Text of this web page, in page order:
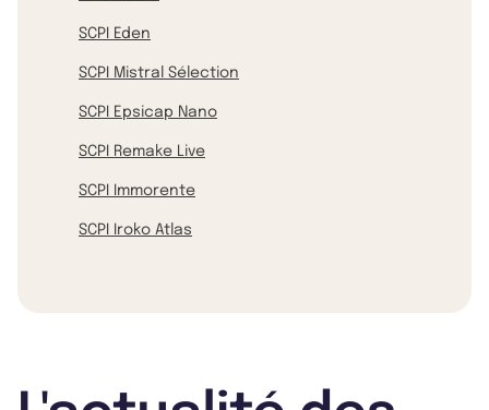
SCPI Eden
SCPI Mistral Sélection
SCPI Epsicap Nano
SCPI Remake Live
SCPI Immorente
SCPI Iroko Atlas